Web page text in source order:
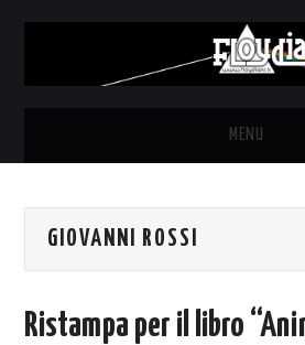
MENU
NEWS
GIOVANNI ROSSI
Ristampa per il libro